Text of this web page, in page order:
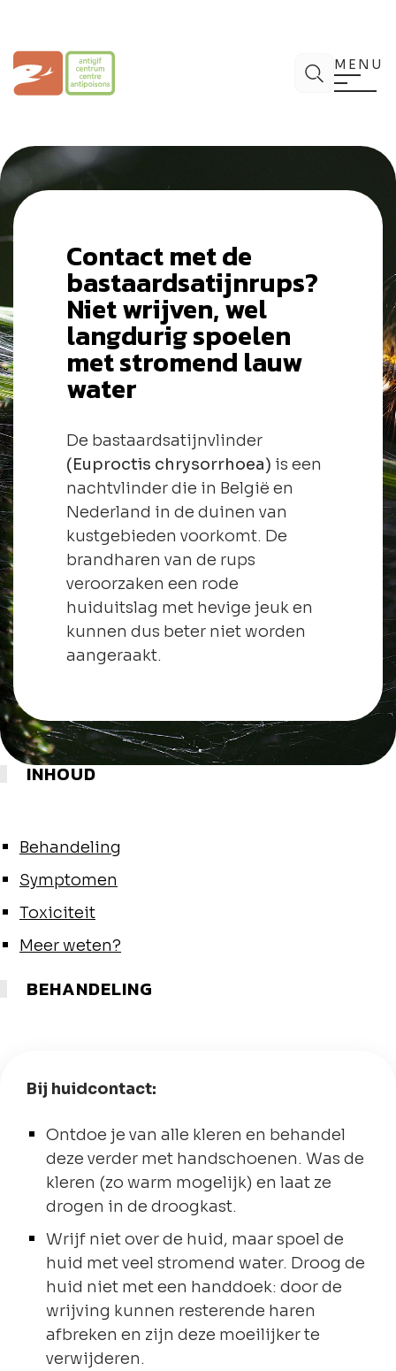
inhoud
Antigifcentrum ZoekMENU
Contact met de
bastaardsatijnrups?
Niet wrijven, wel
langdurig spoelen
met stromend lauw
water
De bastaardsatijnvlinder
(Euproctis chrysorrhoea) is een
nachtvlinder die in België en
Nederland in de duinen van
kustgebieden voorkomt. De
brandharen van de rups
veroorzaken een rode
huiduitslag met hevige jeuk en
kunnen dus beter niet worden
aangeraakt.
INHOUD
Behandeling
Symptomen
Toxiciteit
Meer weten?
BEHANDELING
Bij huidcontact:
Ontdoe je van alle kleren en behandel
deze verder met handschoenen. Was de
kleren (zo warm mogelijk) en laat ze
drogen in de droogkast.
Wrijf niet over de huid, maar spoel de
huid met veel stromend water. Droog de
huid niet met een handdoek: door de
wrijving kunnen resterende haren
afbreken en zijn deze moeilijker te
verwijderen.